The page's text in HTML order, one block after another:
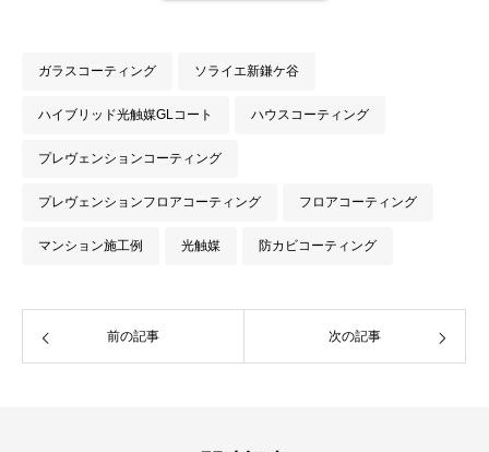
ガラスコーティング ソライエ新鎌ケ谷
ハイブリッド光触媒GLコート ハウスコーティング
プレヴェンションコーティング
プレヴェンションフロアコーティング フロアコーティング
マンション施工例 光触媒 防カビコーティング
前の記事 次の記事